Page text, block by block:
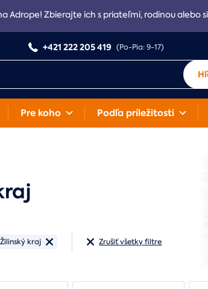
Adrope! Zbierajte ich s priateľmi, rodinou alebo
+421 222 205 419 (Po-Pia: 9-17)
Pre koho Podľa príležitosti
Žilinský kraj Zrušiť všetky filtre